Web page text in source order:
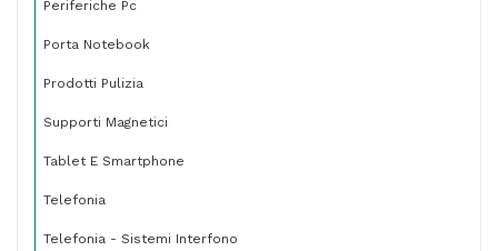
Periferiche Pc
Porta Notebook
Prodotti Pulizia
Supporti Magnetici
Tablet E Smartphone
Telefonia
Telefonia - Sistemi Interfono